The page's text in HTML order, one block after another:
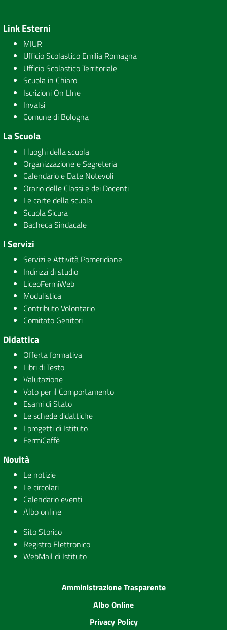
Link Esterni
MIUR
Ufficio Scolastico Emilia Romagna
Ufficio Scolastico Territoriale
Scuola in Chiaro
Iscrizioni On LIne
Invalsi
Comune di Bologna
La Scuola
I luoghi della scuola
Organizzazione e Segreteria
Calendario e Date Notevoli
Orario delle Classi e dei Docenti
Le carte della scuola
Scuola Sicura
Bacheca Sindacale
I Servizi
Servizi e Attività Pomeridiane
Indirizzi di studio
LiceoFermiWeb
Modulistica
Contributo Volontario
Comitato Genitori
Didattica
Offerta formativa
Libri di Testo
Valutazione
Voto per il Comportamento
Esami di Stato
Le schede didattiche
I progetti di Istituto
FermiCaffè
Novità
Le notizie
Le circolari
Calendario eventi
Albo online
Sito Storico
Registro Elettronico
WebMail di Istituto
Amministrazione Trasparente
Albo Online
Privacy Policy